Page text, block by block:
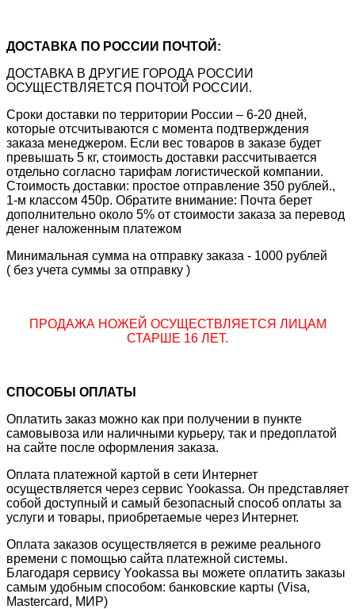
ДОСТАВКА ПО РОССИИ ПОЧТОЙ:
ДОСТАВКА В ДРУГИЕ ГОРОДА РОССИИ
ОСУЩЕСТВЛЯЕТСЯ ПОЧТОЙ РОССИИ.
Сроки доставки по территории России – 6-20 дней,
которые отсчитываются с момента подтверждения
заказа менеджером. Если вес товаров в заказе будет
превышать 5 кг, стоимость доставки рассчитывается
отдельно согласно тарифам логистической компании.
Стоимость доставки: простое отправление 350 рублей.,
1-м классом 450р. Обратите внимание: Почта берет
дополнительно около 5% от стоимости заказа за перевод
денег наложенным платежом
Минимальная сумма на отправку заказа - 1000 рублей
( без учета суммы за отправку )
ПРОДАЖА НОЖЕЙ ОСУЩЕСТВЛЯЕТСЯ ЛИЦАМ
СТАРШЕ 16 ЛЕТ.
СПОСОБЫ ОПЛАТЫ
Оплатить заказ можно как при получении в пункте
самовывоза или наличными курьеру, так и предоплатой
на сайте после оформления заказа.
Оплата платежной картой в сети Интернет
осуществляется через сервис Yookassa. Он представляет
собой доступный и самый безопасный способ оплаты за
услуги и товары, приобретаемые через Интернет.
Оплата заказов осуществляется в режиме реального
времени с помощью сайта платежной системы.
Благодаря сервису Yookassa вы можете оплатить заказы
самым удобным способом: банковские карты (Visa,
Mastercard, МИР)